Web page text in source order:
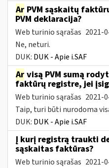
Ar PVM sąskaitų
PVM deklaracija?
Web turinio sąrašas 2021-
Ne, neturi.
DUK: DUK - Apie i.SAF
Ar visą PVM sumą
faktūrų registre, jei
Web turinio sąrašas 2021-
Taip, turi būti nurodoma
DUK: DUK - Apie i.SAF
Į kurį registrą traukti
sąskaitas faktūras?
Web turinio sąrašas 2021-